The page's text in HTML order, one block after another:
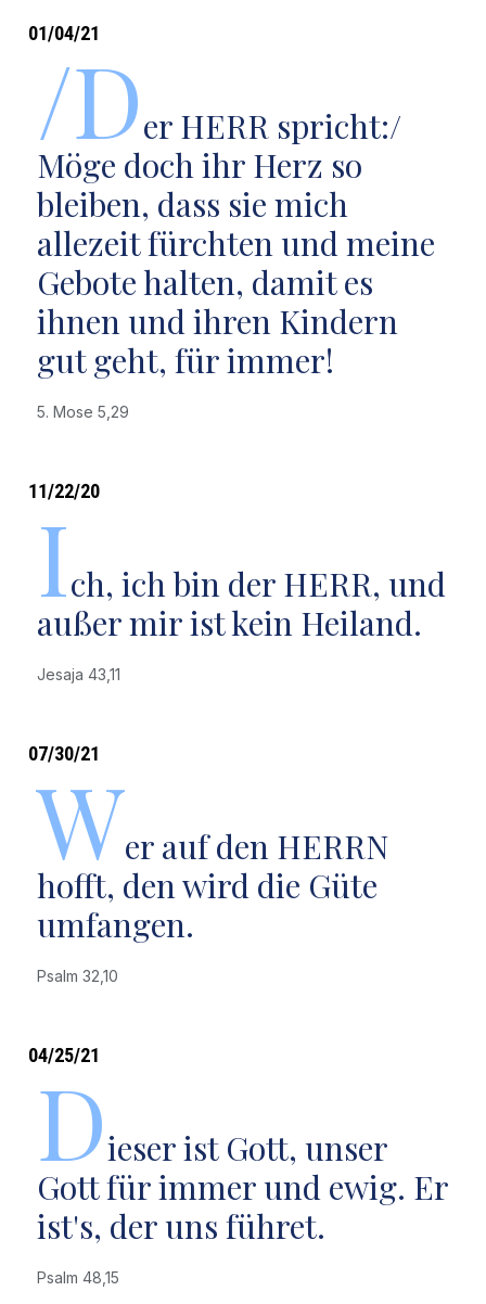
01/04/21
/Der HERR spricht:/
Möge doch ihr Herz so
bleiben, dass sie mich
allezeit fürchten und meine
Gebote halten, damit es
ihnen und ihren Kindern
gut geht, für immer!
5. Mose 5,29
11/22/20
Ich, ich bin der HERR, und
außer mir ist kein Heiland.
Jesaja 43,11
07/30/21
Wer auf den HERRN
hofft, den wird die Güte
umfangen.
Psalm 32,10
04/25/21
Dieser ist Gott, unser
Gott für immer und ewig. Er
ist's, der uns führet.
Psalm 48,15